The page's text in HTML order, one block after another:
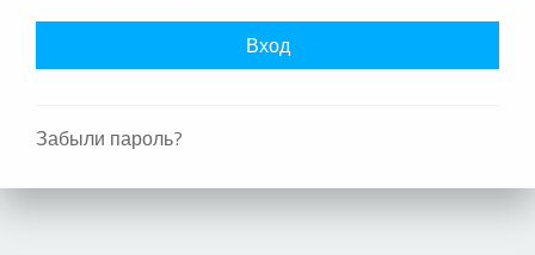
Забыли пароль?